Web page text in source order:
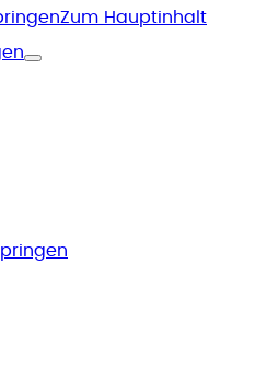
Zum Hauptinhalt